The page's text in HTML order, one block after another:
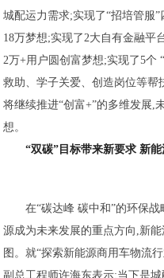
城配运力需求;实现了“招培管服
18万梦想;实现了2大自有金融平
2万+用户圆创富梦想;实现了5个
救助、学子关爱、创造岗位等
将继续推进“创富+”的多维发展,
想。
“双碳”目标带来新要求 新
在“碳达峰 碳中和”的环保
源成为未来发展的重点方向,新
图。就“探索新能源商用车物流
副总工程师许海东表示:当下是